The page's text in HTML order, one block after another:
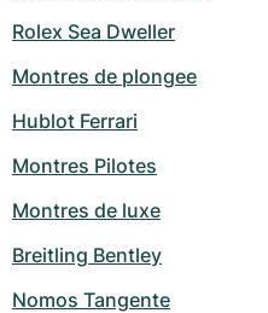
Rolex Sea Dweller
Montres de plongee
Hublot Ferrari
Montres Pilotes
Montres de luxe
Breitling Bentley
Nomos Tangente